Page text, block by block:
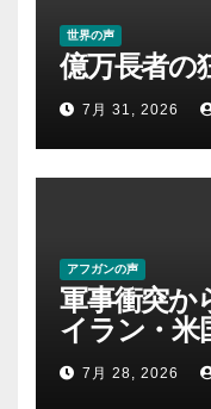
世界の声
億万長者の
7月 31, 2026
アフガンの声
軍事衝突
イラン・米
後の中東 権
を問い直す
7月 28, 2026